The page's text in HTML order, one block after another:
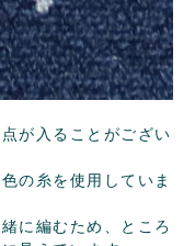
が入ることがござい
の糸を使用していま
に編むため、ところ